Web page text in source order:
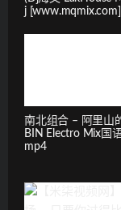
j
南北组合 – 阿里山
BIN Electro Mix国
mp4